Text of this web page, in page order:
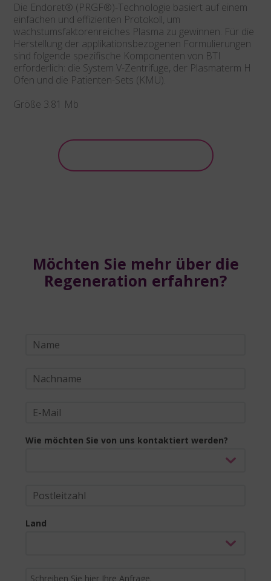
Die Endoret® (PRGF®)-Technologie basiert auf einem
einfachen und effizienten Protokoll, um
wachstumsfaktorenreiches Plasma zu gewinnen. Für die
Herstellung der applikationsbezogenen Formulierungen
sind folgende spezifische Komponenten von BTI
erforderlich: die System V-Zentrifuge, der Plasmaterm H
Ofen und die Patienten-Sets (KMU).
Größe 3.81 Mb
Möchten Sie mehr über die
Regeneration erfahren?
Wie möchten Sie von uns kontaktiert werden?
Land